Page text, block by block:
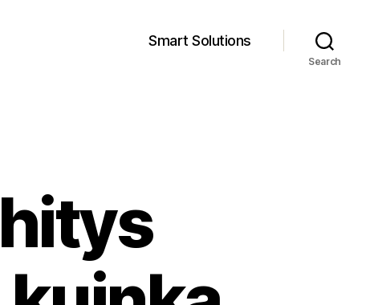
Smart Solutions
Search